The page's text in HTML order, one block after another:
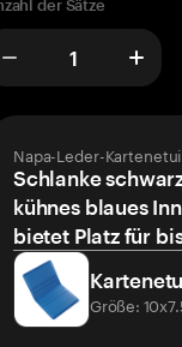
der Sätze
Napa-Leder-
Schlanke
kühnes blaues
bietet Platz für
Größe: